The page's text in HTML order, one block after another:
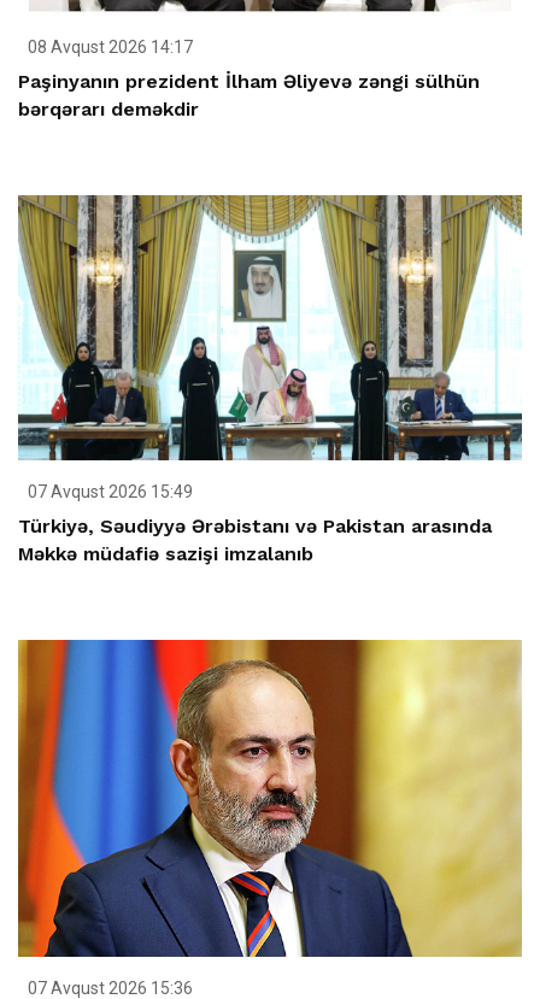
08 Avqust 2026 14:17
Paşinyanın prezident İlham Əliyevə zəngi sülhün
bərqərarı deməkdir
07 Avqust 2026 15:49
Türkiyə, Səudiyyə Ərəbistanı və Pakistan arasında
Məkkə müdafiə sazişi imzalanıb
07 Avqust 2026 15:36